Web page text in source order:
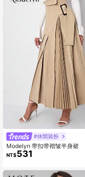
#休閒裝扮
Modelyn 带扣带褶皱半身裙
NT$531